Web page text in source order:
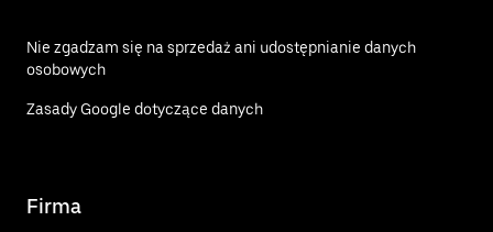
Nie zgadzam się na sprzedaż ani udostępnianie danych
osobowych
Zasady Google dotyczące danych
Firma